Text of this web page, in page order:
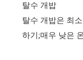
탈수 개밥
탈수 개밥은 최
하기;매우 낮은